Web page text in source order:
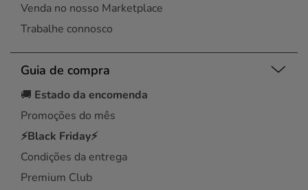
Venda no nosso Marketplace
Trabalhe connosco
Guia de compra
🚚 Estado da encomenda
Promoções do mês
⚡Black Friday⚡
Condições da entrega
Premium Club